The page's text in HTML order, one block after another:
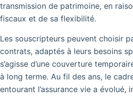
transmission de patrimoine, en
fiscaux et de sa flexibilité.
Les souscripteurs peuvent choisir
contrats, adaptés à leurs besoins
s’agisse d’une couverture
à long terme. Au fil des ans, le
entourant l’assurance vie a évolué,